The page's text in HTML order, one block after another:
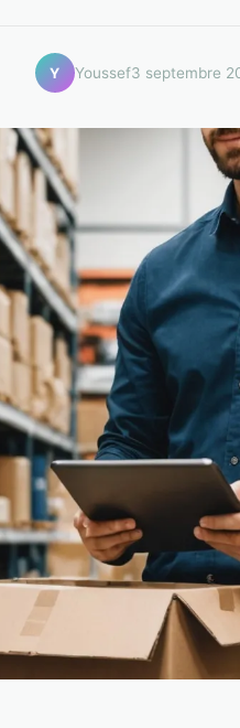
Y Youssef3 septembre